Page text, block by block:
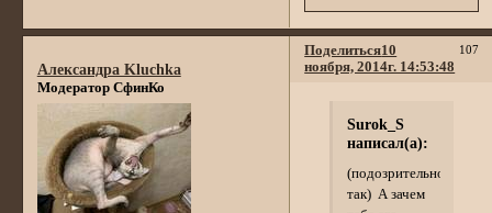
Поделиться 107
10
ноября, 2014г. 14:53:48
Александра Kluchka
Модератор СфинКо
Surok_S
написал(а):
(подозрительно
так) А зачем